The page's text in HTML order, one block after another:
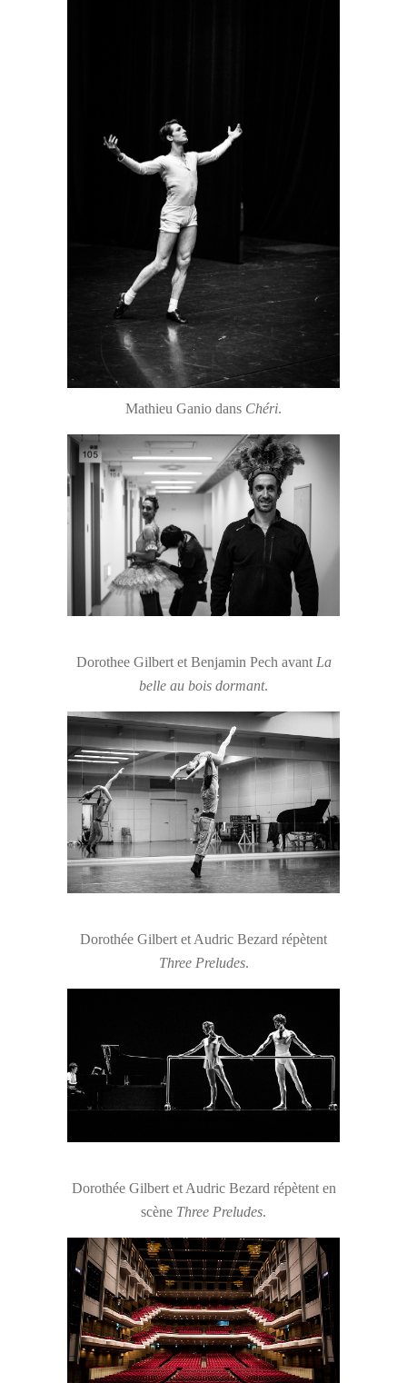
Mathieu Ganio dans Chéri.
Dorothee Gilbert et Benjamin Pech avant La
belle au bois dormant.
Dorothée Gilbert et Audric Bezard répètent
Three Preludes.
Dorothée Gilbert et Audric Bezard répètent en
scène Three Preludes.